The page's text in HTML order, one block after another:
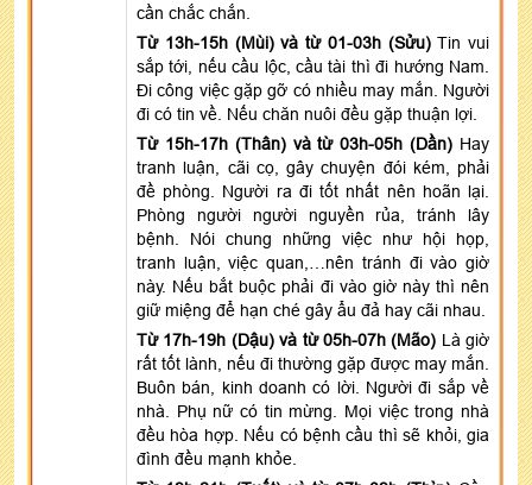
cần chắc chắn.
Từ 13h-15h (Mùi) và từ 01-03h (Sửu) Tin vui
sắp tới, nếu cầu lộc, cầu tài thì đi hướng Nam.
Đi công việc gặp gỡ có nhiều may mắn. Người
đi có tin về. Nếu chăn nuôi đều gặp thuận lợi.
Từ 15h-17h (Thân) và từ 03h-05h (Dần) Hay
tranh luận, cãi cọ, gây chuyện đói kém, phải
đề phòng. Người ra đi tốt nhất nên hoãn lại.
Phòng người người nguyền rủa, tránh lây
bệnh. Nói chung những việc như hội họp,
tranh luận, việc quan,…nên tránh đi vào giờ
này. Nếu bắt buộc phải đi vào giờ này thì nên
giữ miệng để hạn ché gây ẩu đả hay cãi nhau.
Từ 17h-19h (Dậu) và từ 05h-07h (Mão) Là giờ
rất tốt lành, nếu đi thường gặp được may mắn.
Buôn bán, kinh doanh có lời. Người đi sắp về
nhà. Phụ nữ có tin mừng. Mọi việc trong nhà
đều hòa hợp. Nếu có bệnh cầu thì sẽ khỏi, gia
đình đều mạnh khỏe.